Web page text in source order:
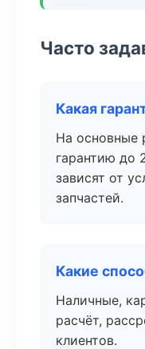
Часто
Какая
На основные
гарантию до
зависят от
запчастей.
Какие
Наличные,
расчёт,
клиентов.